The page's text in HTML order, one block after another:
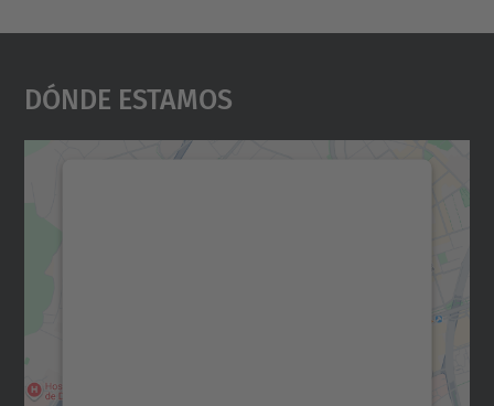
Dónde Estamos